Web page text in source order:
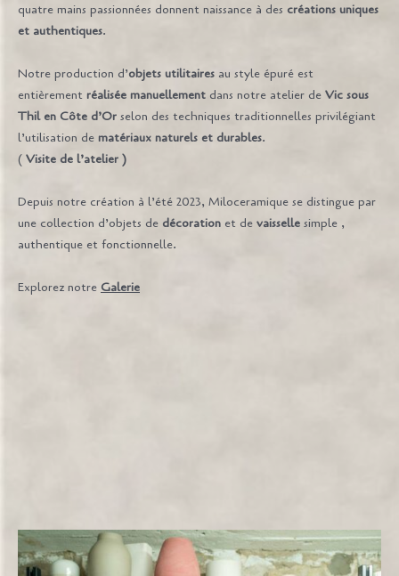
quatre mains passionnées donnent naissance à des créations uniques
et authentiques.
Notre production d’objets utilitaires au style épuré est
entièrement réalisée manuellement dans notre atelier de Vic sous
Thil en Côte d’Or selon des techniques traditionnelles privilégiant
l’utilisation de matériaux naturels et durables.
( Visite de l’atelier )
Depuis notre création à l’été 2023, Miloceramique se distingue par
une collection d’objets de décoration et de vaisselle simple ,
authentique et fonctionnelle.
Explorez notre Galerie